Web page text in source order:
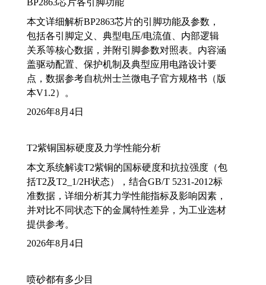
本文详细解析BP2863芯片的引脚功能及参数，
包括各引脚定义、典型电压/电流值、内部逻辑
关系等核心数据，并附引脚参数对照表。内容涵
盖驱动配置、保护机制及典型应用电路设计要
点，数据参考自杭州士兰微电子官方规格书（版
本V1.2）。
2026年8月4日
T2紫铜国标硬度及力学性能分析
本文系统解读T2紫铜的国标硬度和抗拉强度（包
括T2及T2_1/2H状态），结合GB/T 5231-2012标
准数据，详细分析其力学性能指标及影响因素，
并对比不同状态下的金属特性差异，为工业选材
提供参考。
2026年8月4日
喷砂都有多少目